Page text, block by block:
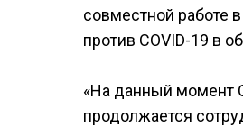
совместной работе
против COVID-19 в
«На данный момент
продолжается